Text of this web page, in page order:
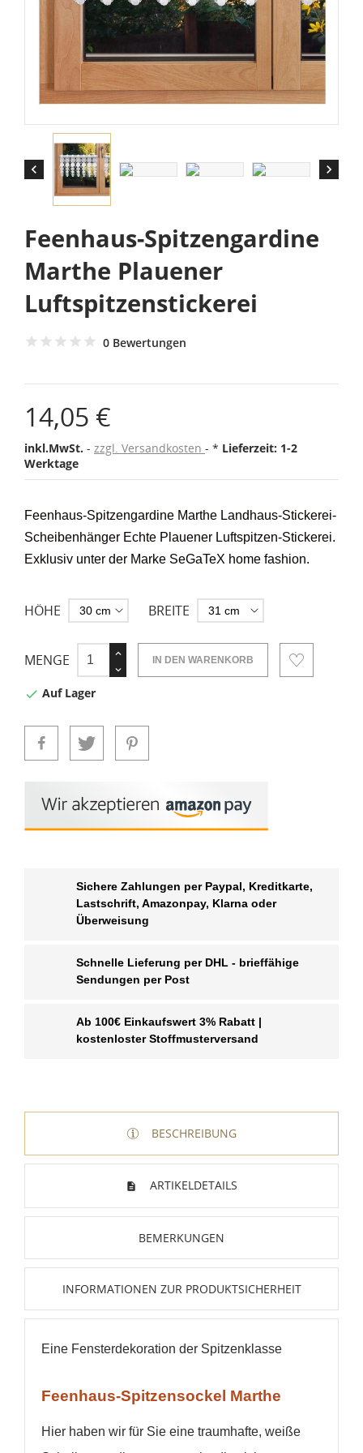
 
Feenhaus-Spitzengardine
Marthe Plauener
Luftspitzenstickerei
0 Bewertungen
14,05 €
inkl.MwSt. zzgl. Versandkosten * Lieferzeit: 1-2
Werktage
Feenhaus-Spitzengardine Marthe Landhaus-Stickerei-
Scheibenhänger Echte Plauener Luftspitzen-Stickerei.
Exklusiv unter der Marke SeGaTeX home fashion.
HÖHE BREITE
MENGE IN DEN WARENKORB
 Auf Lager
Sichere Zahlungen per Paypal, Kreditkarte,
Lastschrift, Amazonpay, Klarna oder
Überweisung
Schnelle Lieferung per DHL - brieffähige
Sendungen per Post
Ab 100€ Einkaufswert 3% Rabatt |
kostenloster Stoffmusterversand
BESCHREIBUNG
ARTIKELDETAILS
BEMERKUNGEN
INFORMATIONEN ZUR PRODUKTSICHERHEIT
Eine Fensterdekoration der Spitzenklasse
Feenhaus-Spitzensockel Marthe
Hier haben wir für Sie eine traumhafte, weiße